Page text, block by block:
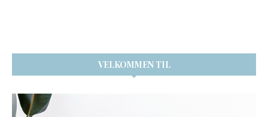
VELKOMMEN TIL